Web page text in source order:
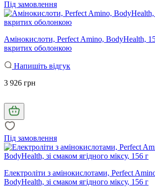
Під замовлення
Амінокислоти, Perfect Amino, BodyHealth,
вкритих оболонкою
Напишіть відгук
3 926 грн
Під замовлення
Електроліти з амінокислотами, Perfect
BodyHealth, зі смаком ягідного міксу, 156 г